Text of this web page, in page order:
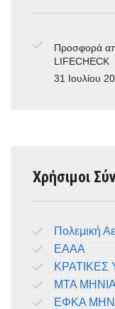
Προσφορά
LIFECHECK
31 Ιουλίου
Χρήσιμοι
Πολεμική
ΕΑΑΑ
ΚΡΑΤΙΚΕΣ
ΜΤΑ
ΕΦΚΑ